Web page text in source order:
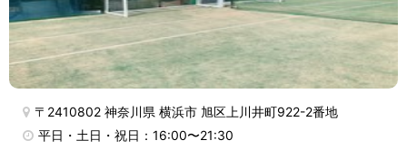
〒2410802 神奈川県 横浜市 旭区上川井町922-2番地
平日・土日・祝日：16:00〜21:30